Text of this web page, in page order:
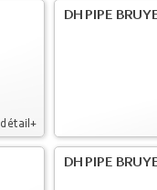
détail+
DH PIPE
DH PIPE